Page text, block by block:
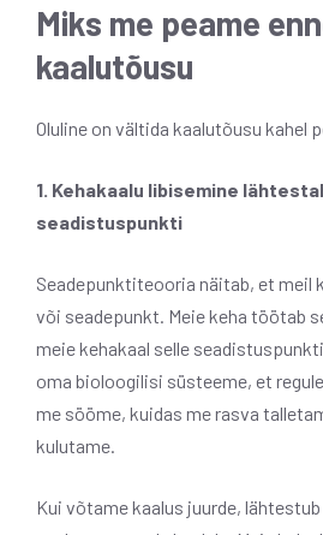
Miks me peame
kaalutõusu
Oluline on vältida kaalutõusu kahel
1. Kehakaalu libisemine
seadistuspunkti
Seadepunktiteooria näitab, et meil
või seadepunkt. Meie keha töötab
meie kehakaal selle
oma bioloogilisi süsteeme, et
me sööme, kuidas me rasva
kulutame.
Kui võtame kaalus juurde,